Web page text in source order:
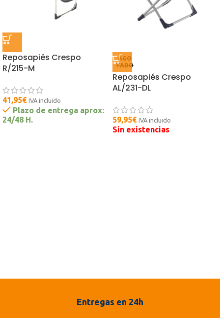
Reposapiés Crespo
R/215-M
41,95€ IVA incluido
Plazo de entrega aprox:
24/48 H.
AGO
TADO
Reposapiés Crespo
AL/231-DL
59,95€ IVA incluido
Sin existencias
Entregas en 24h